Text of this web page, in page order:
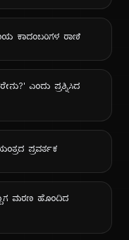
ಕಾದಂಬರಿಗಳ ರಾಣಿ
ಎಂದು ಪ್ರಶ್ನಿಸಿದ
ಪ್ರವರ್ತಕ
ಮರಣ ಹೊಂದಿದ